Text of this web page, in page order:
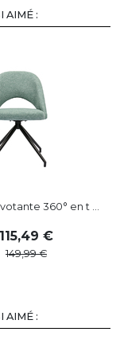
AIMÉ :
360° en t ...
115,49
149,99
AIMÉ :